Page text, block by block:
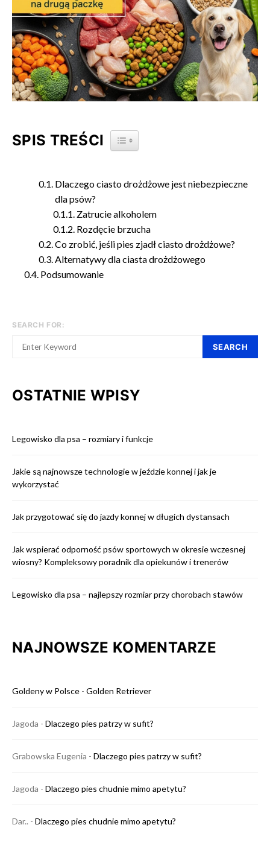
SPIS TREŚCI TOGGLE TABLE OF CONTENT
Dlaczego ciasto drożdżowe jest niebezpieczne
dla psów?
Zatrucie alkoholem
Rozdęcie brzucha
Co zrobić, jeśli pies zjadł ciasto drożdżowe?
Alternatywy dla ciasta drożdżowego
Podsumowanie
SEARCH FOR:
SEARCH
OSTATNIE WPISY
Legowisko dla psa – rozmiary i funkcje
Jakie są najnowsze technologie w jeździe konnej i jak je
wykorzystać
Jak przygotować się do jazdy konnej w długich dystansach
Jak wspierać odporność psów sportowych w okresie wczesnej
wiosny? Kompleksowy poradnik dla opiekunów i trenerów
Legowisko dla psa – najlepszy rozmiar przy chorobach stawów
NAJNOWSZE KOMENTARZE
Goldeny w Polsce - Golden Retriever
Jagoda - Dlaczego pies patrzy w sufit?
Grabowska Eugenia - Dlaczego pies patrzy w sufit?
Jagoda - Dlaczego pies chudnie mimo apetytu?
Dar.. - Dlaczego pies chudnie mimo apetytu?